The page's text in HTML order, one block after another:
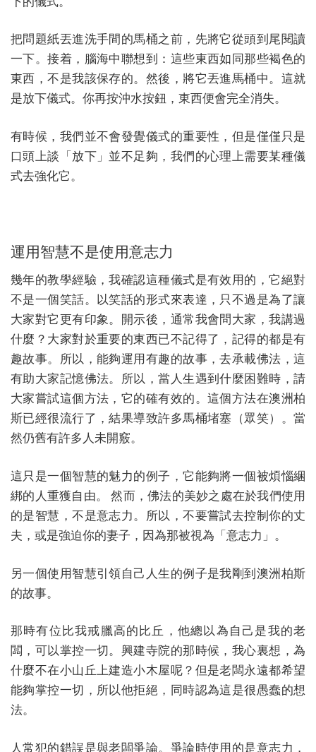
把問題紙丟進洗手間的馬桶之前，先將它從頭到尾閱讀
一下。接着，腦海中聯想到：這些東西如同那些褐色的
東西，不是我該保存的。然後，將它丟進馬桶中。這就
是放下儀式。你再按沖水按鈕，東西便會完全消失。
有時候，我們並不會發覺儀式的重要性，但是僅僅只是
口頭上談「放下」並不足夠，我們的心理上需要某種儀
式去強化它。
運用智慧不是使用意志力
幾年的教學經驗，我確認這種儀式是有效用的，它絕對
不是一個笑話。以笑話的形式來表達，只不過是為了讓
大家對它更有印象。開示後，通常我會問大家，我講過
什麼？大家對於重要的東西已不記得了，記得的都是有
趣故事。所以，能夠運用有趣的故事，去承載佛法，這
有助大家記憶佛法。所以，當人生遇到什麼困難時，請
大家嘗試這個方法，它的確有效的。這個方法在澳洲柏
斯已經很流行了，結果導致許多馬桶堵塞（眾笑）。當
然仍舊有許多人未開竅。
這只是一個智慧的魅力的例子，它能夠將一個被煩惱綑
綁的人重獲自由。 然而，佛法的美妙之處在於我們使用
的是智慧，不是意志力。所以，不要嘗試去控制你的丈
夫，或是強迫你的妻子，因為那被視為「意志力」。
另一個使用智慧引領自己人生的例子是我剛到澳洲柏斯
的故事。
那時有位比我戒臘高的比丘，他總以為自己是我的老
闆，可以掌控一切。興建寺院的那時候，我心裏想，為
什麼不在小山丘上建造小木屋呢？但是老闆永遠都希望
能夠掌控一切，所以他拒絕，同時認為這是很愚蠢的想
法。
人常犯的錯誤是與老闆爭論。爭論時使用的是意志力，